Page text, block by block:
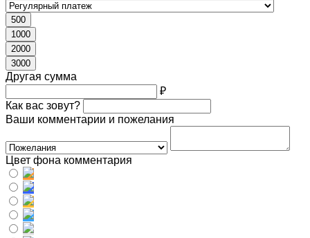
500
1000
2000
3000
Другая сумма
₽
Как вас зовут?
Ваши комментарии и пожелания
Цвет фона комментария